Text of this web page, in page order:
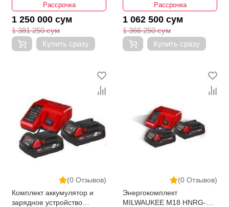
Рассрочка
1 250 000 сум
1 381 250 сум
Купить сразу
Рассрочка
1 062 500 сум
1 366 250 сум
Купить сразу
(0 Отзывов)
Комплект аккумулятор и
зарядное устройство
(0 Отзывов)
Энергокомплект
MILWAUKEE M18 HNRG-